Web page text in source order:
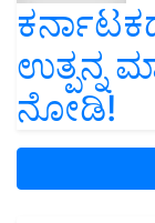
ಉತ್ಪನ್ನ
ನೋಡಿ!